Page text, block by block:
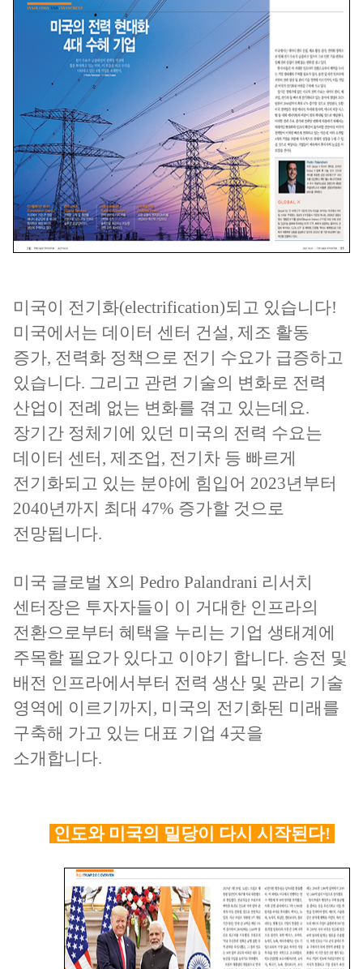
미국이 전기화(electrification)되고 있습니다!
미국에서는 데이터 센터 건설, 제조 활동
증가, 전력화 정책으로 전기 수요가 급증하고
있습니다. 그리고 관련 기술의 변화로 전력
산업이 전례 없는 변화를 겪고 있는데요.
장기간 정체기에 있던 미국의 전력 수요는
데이터 센터, 제조업, 전기차 등 빠르게
전기화되고 있는 분야에 힘입어 2023년부터
2040년까지 최대 47% 증가할 것으로
전망됩니다.
미국 글로벌 X의 Pedro Palandrani 리서치
센터장은 투자자들이 이 거대한 인프라의
전환으로부터 혜택을 누리는 기업 생태계에
주목할 필요가 있다고 이야기 합니다. 송전 및
배전 인프라에서부터 전력 생산 및 관리 기술
영역에 이르기까지, 미국의 전기화된 미래를
구축해 가고 있는 대표 기업 4곳을
소개합니다.
인도와 미국의 밀당이 다시 시작된다!